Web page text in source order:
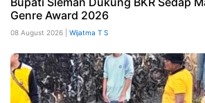
Genre Award 2026
08 August 2026 | Wijatma T S